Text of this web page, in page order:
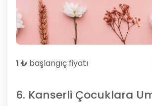
1 ₺ başlangıç fiyatı
6. Kanserli Çocuklara